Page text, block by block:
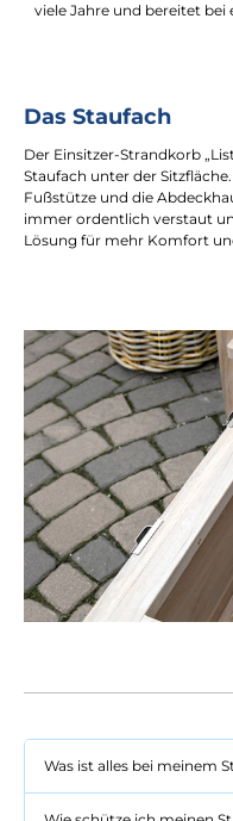
viele Jahre und bereitet bei
Das Staufach
Der Einsitzer-Strandkorb
Staufach unter der
Fußstütze und die
immer ordentlich verstaut
Lösung für mehr Komfort
Was ist alles bei meinem